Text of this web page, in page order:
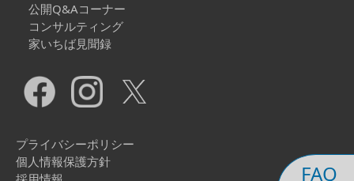
FAQ
公開Q&Aコーナー
コンサルティング
家いちば見聞録
プライバシーポリシー
個人情報保護方針